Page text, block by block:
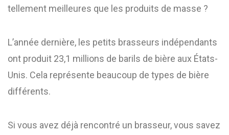
tellement meilleures que les produits de masse ?
L’année dernière, les petits brasseurs indépendants
ont produit 23,1 millions de barils de bière aux États-
Unis. Cela représente beaucoup de types de bière
différents.
Si vous avez déjà rencontré un brasseur, vous savez